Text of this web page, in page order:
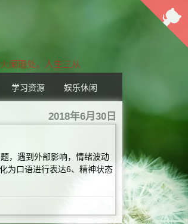
阑珊处。人生三从
学习资源 娱乐休闲
2018年6月30日
，遇到外部影响，情绪波动
为口语进行表达6、精神状态